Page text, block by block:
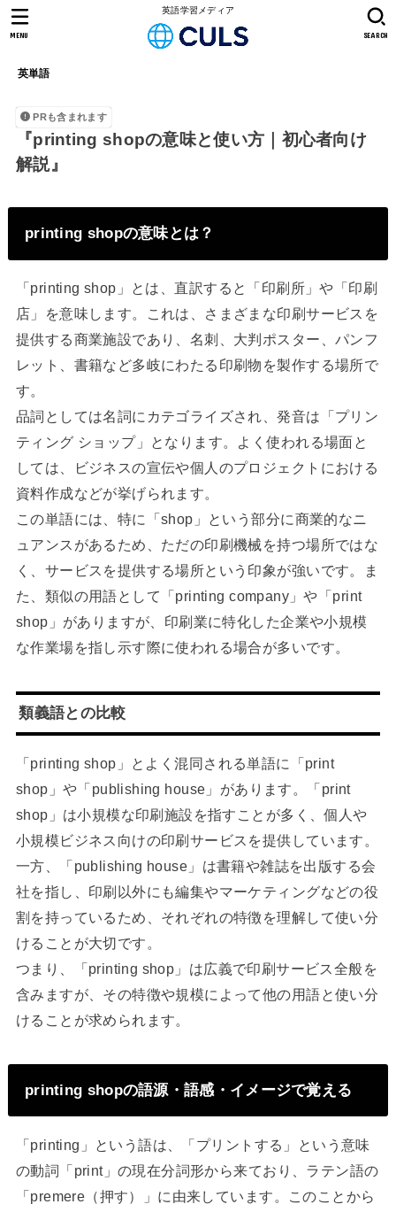
英語学習メディア
英単語
SEARCH
MENU
PRも含まれます
『printing shopの意味と使い方｜初心者向け
解説』
printing shopの意味とは？
「printing shop」とは、直訳すると「印刷所」や「印刷
店」を意味します。これは、さまざまな印刷サービスを
提供する商業施設であり、名刺、大判ポスター、パンフ
レット、書籍など多岐にわたる印刷物を製作する場所で
す。
品詞としては名詞にカテゴライズされ、発音は「プリン
ティング ショップ」となります。よく使われる場面と
しては、ビジネスの宣伝や個人のプロジェクトにおける
資料作成などが挙げられます。
この単語には、特に「shop」という部分に商業的なニ
ュアンスがあるため、ただの印刷機械を持つ場所ではな
く、サービスを提供する場所という印象が強いです。ま
た、類似の用語として「printing company」や「print
shop」がありますが、印刷業に特化した企業や小規模
な作業場を指し示す際に使われる場合が多いです。
類義語との比較
「printing shop」とよく混同される単語に「print
shop」や「publishing house」があります。「print
shop」は小規模な印刷施設を指すことが多く、個人や
小規模ビジネス向けの印刷サービスを提供しています。
一方、「publishing house」は書籍や雑誌を出版する会
社を指し、印刷以外にも編集やマーケティングなどの役
割を持っているため、それぞれの特徴を理解して使い分
けることが大切です。
つまり、「printing shop」は広義で印刷サービス全般を
含みますが、その特徴や規模によって他の用語と使い分
けることが求められます。
printing shopの語源・語感・イメージで覚える
「printing」という語は、「プリントする」という意味
の動詞「print」の現在分詞形から来ており、ラテン語の
「premere（押す）」に由来しています。このことから